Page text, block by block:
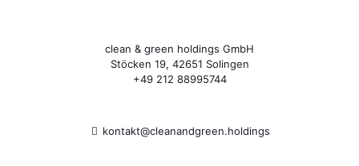
clean & green holdings GmbH
Stöcken 19, 42651 Solingen
+49 212 88995744
kontakt@cleanandgreen.holdings